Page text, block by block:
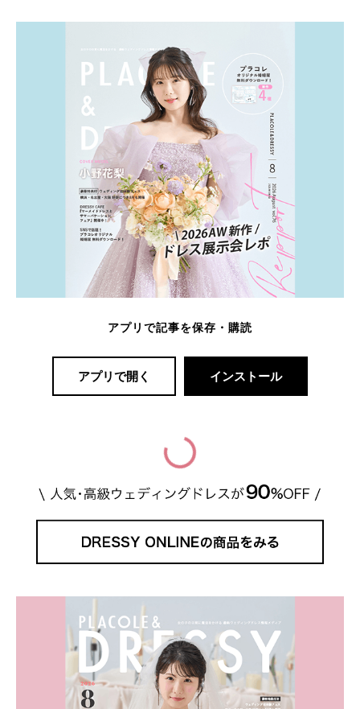
アプリで記事を保存・購読
アプリで開く インストール